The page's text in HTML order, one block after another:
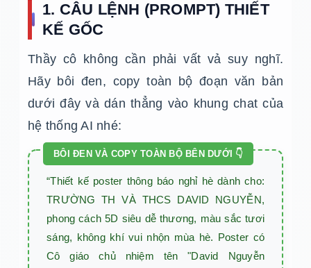
1. CÂU LỆNH (PROMPT) THIẾT
KẾ GỐC
Thầy cô không cần phải vất vả suy nghĩ.
Hãy bôi đen, copy toàn bộ đoạn văn bản
dưới đây và dán thẳng vào khung chat của
hệ thống AI nhé:
BÔI ĐEN VÀ COPY TOÀN BỘ BÊN DƯỚI 👇
“Thiết kế poster thông báo nghỉ hè dành cho:
TRƯỜNG TH VÀ THCS DAVID NGUYỄN,
phong cách 5D siêu dễ thương, màu sắc tươi
sáng, không khí vui nhộn mùa hè. Poster có
Cô giáo chủ nhiệm tên "David Nguyễn